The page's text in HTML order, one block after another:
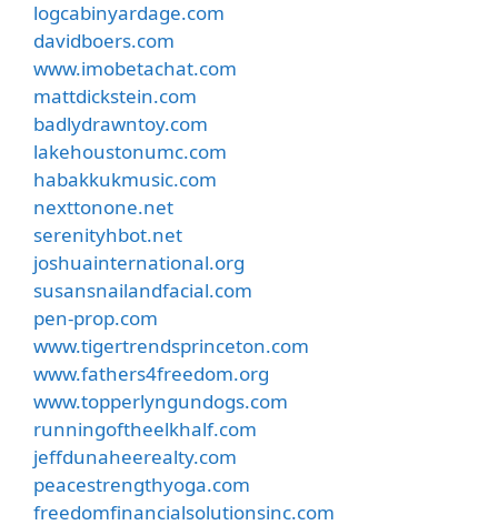
logcabinyardage.com
davidboers.com
www.imobetachat.com
mattdickstein.com
badlydrawntoy.com
lakehoustonumc.com
habakkukmusic.com
nexttonone.net
serenityhbot.net
joshuainternational.org
susansnailandfacial.com
pen-prop.com
www.tigertrendsprinceton.com
www.fathers4freedom.org
www.topperlyngundogs.com
runningoftheelkhalf.com
jeffdunaheerealty.com
peacestrengthyoga.com
freedomfinancialsolutionsinc.com